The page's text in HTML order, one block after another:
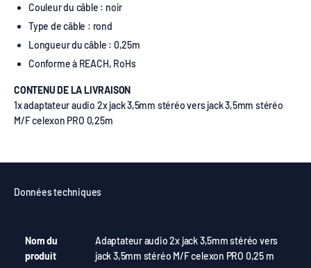
Couleur du câble : noir
Type de câble : rond
Longueur du câble : 0,25m
Conforme à REACH, RoHs
CONTENU DE LA LIVRAISON
1x adaptateur audio 2x jack 3,5mm stéréo vers jack 3,5mm stéréo
M/F celexon PRO 0,25m
Données techniques
Nom du
produit
Adaptateur audio 2x jack 3,5mm stéréo vers
jack 3,5mm stéréo M/F celexon PRO 0,25 m